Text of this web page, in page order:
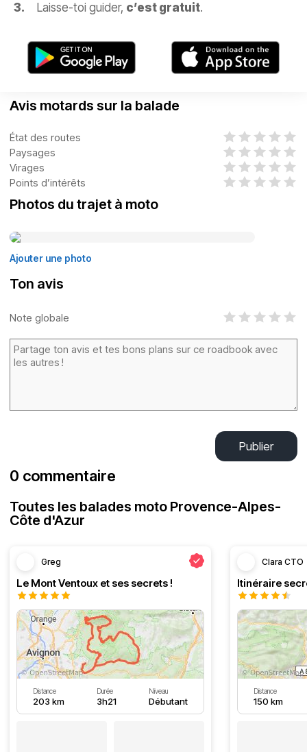
Laisse-toi guider, c’est gratuit.
Avis motards sur la balade
État des routes
Paysages
Virages
Points d’intérêts
Photos du trajet à moto
Ajouter une photo
Ton avis
Note globale
Publier
0 commentaire
Toutes les balades moto Provence-Alpes-
Côte d'Azur
Greg
Le Mont Ventoux et ses secrets !
Distance
203 km
Durée
3h21
Niveau
Débutant
Clara CTO
Distance
150 km